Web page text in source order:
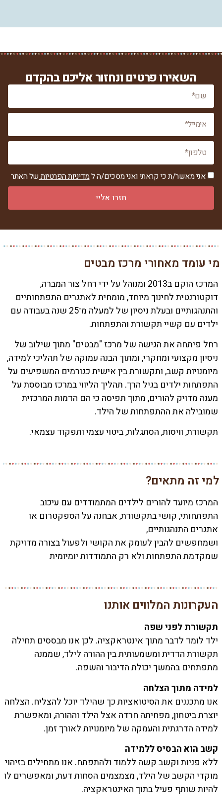
השאירו פרטים ונחזור אליכם בהקדם
אני מאשר/ת כי קראתי ואני מסכים/ה למדיניות הפרטיותשל האתר
חזרו אליי
מי עומד מאחורי מרכז מבטים
המרכז הוקם ב2013 ומנוהל על ידי רחל צור המברה,
דוקטורנטית לחינוך מיוחד, מומחית לאתגרים התפתחותיים
והתנהגותיים ובעלת ניסיון של למעלה מ־25 שנה בעבודה עם
ילדים עם קשיי תקשורת והתפתחות.
רחל פיתחה את הגישה של מרכז "מבטים" מתוך שילוב של
ניסיון מקצועי ומחקרי, ומתוך הבנה עמוקה של תהליכי למידה,
מיומנויות קשב, ותקשורת בין אישית כגורמים המשפיעים על
התפתחות ילדים בגיל הרך. תהליך הליווי במרכז מבוססת על
מענה מדויק להורים, מתוך תפיסה כי הם הדמות המרכזית
שמובילה את ההתפתחות של הילד.
תקשורת, וויסות, הסתגלות, ביטוי עצמי ותפקוד עצמאי.
למי זה מתאים?
המרכז מיועד להורים לילדים המתמודדים עם עיכוב
התפתחותי, קושי בתקשורת, אבחנה על הספקטרום או
אתגרים התנהגותיים,
ושמחפשים להבין לעומק את הקושי ולפעול בצורה מדויקת
שמקדמת התפתחות ולא רק התמודדות יומיומית
העקרונות המלווים אותנו
תקשורתלפנישפה
ילד לומד לדבר מתוך אינטראקציה. לכן אנו מבססים תחילה
תקשורת הדדית ומשמעותית בין ההורה לילד, שממנה
מתפתחים בהמשך יכולת הדיבור והשפה.
למידה מתוךהצלחה
אנו מתכננים את הסיטואציות כך שהילד יוכל להצליח. הצלחה
יוצרת ביטחון, מפחיתה חרדה אצל הילד וההורה, ומאפשרת
למידה הדרגתית והעמקה של מיומנויות לאורך זמן.
קשב הואהבסיסללמידה
ללא פניות וקשב קשה ללמוד ולהתפתח. אנו מתחילים בזיהוי
מוקדי הקשב של הילד, מצמצמים הסחות דעת, ומאפשרים לו
להיות שותף פעיל בתוך האינטראקציה.